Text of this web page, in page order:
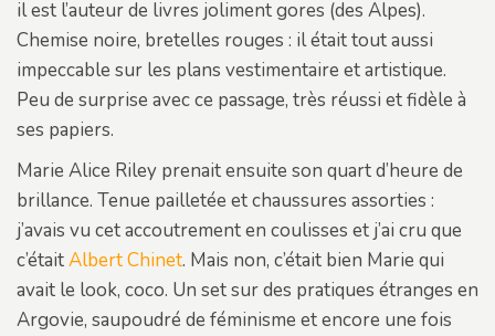
il est l’auteur de livres joliment gores (des Alpes).
Chemise noire, bretelles rouges : il était tout aussi
impeccable sur les plans vestimentaire et artistique.
Peu de surprise avec ce passage, très réussi et fidèle à
ses papiers.
Marie Alice Riley prenait ensuite son quart d’heure de
brillance. Tenue pailletée et chaussures assorties :
j’avais vu cet accoutrement en coulisses et j’ai cru que
c’étaitAlbert Chinet. Mais non, c’était bien Marie qui
avait le look, coco. Un set sur des pratiques étranges en
Argovie, saupoudré de féminisme et encore une fois